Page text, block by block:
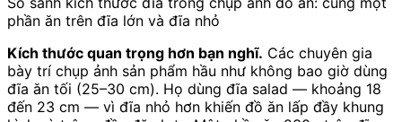
phần ăn trên đĩa lớn và đĩa nhỏ
Kích thước quan trọng hơn bạn nghĩ. Các chuyên gia
bày trí chụp ảnh sản phẩm hầu như không bao giờ dùng
đĩa ăn tối (25–30 cm). Họ dùng đĩa salad — khoảng 18
đến 23 cm — vì đĩa nhỏ hơn khiến đồ ăn lấp đầy khung